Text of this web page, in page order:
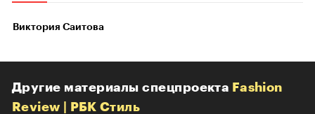
Виктория Саитова
Другие материалы спецпроекта Fashion
Review | РБК Стиль